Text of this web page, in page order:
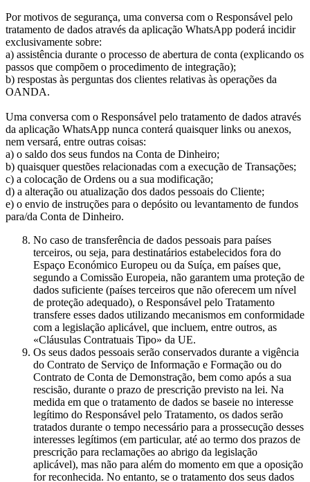
Por motivos de segurança, uma conversa com o Responsável pelo
tratamento de dados através da aplicação WhatsApp poderá incidir
exclusivamente sobre:
a) assistência durante o processo de abertura de conta (explicando os
passos que compõem o procedimento de integração);
b) respostas às perguntas dos clientes relativas às operações da
OANDA.
Uma conversa com o Responsável pelo tratamento de dados através
da aplicação WhatsApp nunca conterá quaisquer links ou anexos,
nem versará, entre outras coisas:
a) o saldo dos seus fundos na Conta de Dinheiro;
b) quaisquer questões relacionadas com a execução de Transações;
c) a colocação de Ordens ou a sua modificação;
d) a alteração ou atualização dos dados pessoais do Cliente;
e) o envio de instruções para o depósito ou levantamento de fundos
para/da Conta de Dinheiro.
No caso de transferência de dados pessoais para países
terceiros, ou seja, para destinatários estabelecidos fora do
Espaço Económico Europeu ou da Suíça, em países que,
segundo a Comissão Europeia, não garantem uma proteção de
dados suficiente (países terceiros que não oferecem um nível
de proteção adequado), o Responsável pelo Tratamento
transfere esses dados utilizando mecanismos em conformidade
com a legislação aplicável, que incluem, entre outros, as
«Cláusulas Contratuais Tipo» da UE.
Os seus dados pessoais serão conservados durante a vigência
do Contrato de Serviço de Informação e Formação ou do
Contrato de Conta de Demonstração, bem como após a sua
rescisão, durante o prazo de prescrição previsto na lei. Na
medida em que o tratamento de dados se baseie no interesse
legítimo do Responsável pelo Tratamento, os dados serão
tratados durante o tempo necessário para a prossecução desses
interesses legítimos (em particular, até ao termo dos prazos de
prescrição para reclamações ao abrigo da legislação
aplicável), mas não para além do momento em que a oposição
for reconhecida. No entanto, se o tratamento dos seus dados